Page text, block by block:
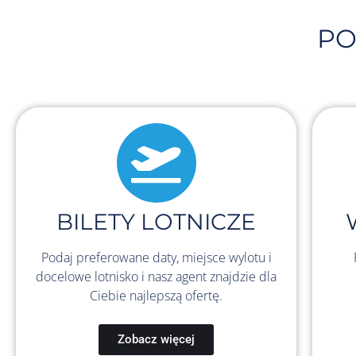
BILETY LOTNICZE
Podaj preferowane daty, miejsce wylotu i
docelowe lotnisko i nasz agent znajdzie dla
Ciebie najlepszą ofertę.
Zobacz więcej